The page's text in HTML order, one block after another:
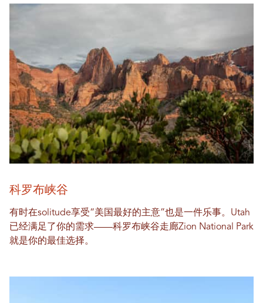
科罗布峡谷
有时在solitude享受“美国最好的主意”也是一件乐事。Utah
已经满足了你的需求——科罗布峡谷走廊Zion National Park
就是你的最佳选择。